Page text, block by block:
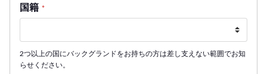
国籍 *
2つ以上の国にバックグランドをお持ちの方は差し支えない範囲でお知
らせください。